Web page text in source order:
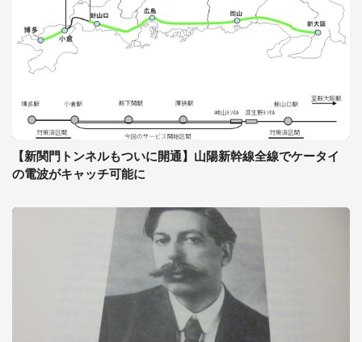
【新関門トンネルもついに開通】山陽新幹線全線でケータイ
の電波がキャッチ可能に